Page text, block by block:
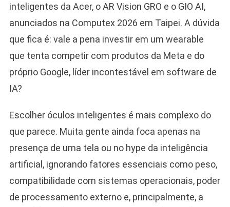
inteligentes da Acer, o AR Vision GRO e o GIO AI,
anunciados na Computex 2026 em Taipei. A dúvida
que fica é: vale a pena investir em um wearable
que tenta competir com produtos da Meta e do
próprio Google, líder incontestável em software de
IA?
Escolher óculos inteligentes é mais complexo do
que parece. Muita gente ainda foca apenas na
presença de uma tela ou no hype da inteligência
artificial, ignorando fatores essenciais como peso,
compatibilidade com sistemas operacionais, poder
de processamento externo e, principalmente, a